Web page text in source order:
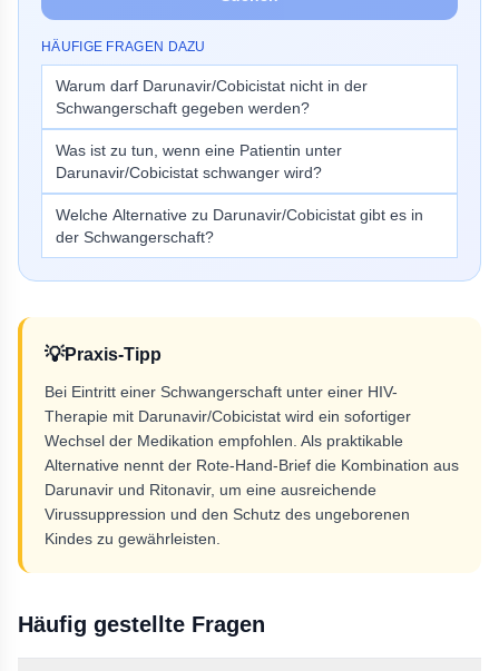
HÄUFIGE FRAGEN DAZU
Warum darf Darunavir/Cobicistat nicht in der
Schwangerschaft gegeben werden?
Was ist zu tun, wenn eine Patientin unter
Darunavir/Cobicistat schwanger wird?
Welche Alternative zu Darunavir/Cobicistat gibt es in
der Schwangerschaft?
💡Praxis-Tipp
Bei Eintritt einer Schwangerschaft unter einer HIV-
Therapie mit Darunavir/Cobicistat wird ein sofortiger
Wechsel der Medikation empfohlen. Als praktikable
Alternative nennt der Rote-Hand-Brief die Kombination aus
Darunavir und Ritonavir, um eine ausreichende
Virussuppression und den Schutz des ungeborenen
Kindes zu gewährleisten.
Häufig gestellte Fragen